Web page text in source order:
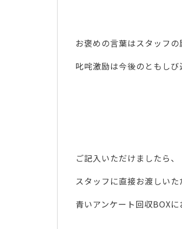
お褒めの言葉はスタッフの
叱咤激励は今後のともし
ご記入いただけましたら、
スタッフに直接お渡しいた
青いアンケート回収BOXに